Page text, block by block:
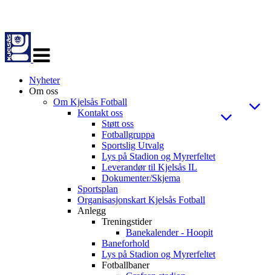
navigasjon
Nyheter
Om oss
Om Kjelsås Fotball
Kontakt oss
Støtt oss
Fotballgruppa
Sportslig Utvalg
Lys på Stadion og Myrerfeltet
Leverandør til Kjelsås IL
Dokumenter/Skjema
Sportsplan
Organisasjonskart Kjelsås Fotball
Anlegg
Treningstider
Banekalender - Hoopit
Baneforhold
Lys på Stadion og Myrerfeltet
Fotballbaner